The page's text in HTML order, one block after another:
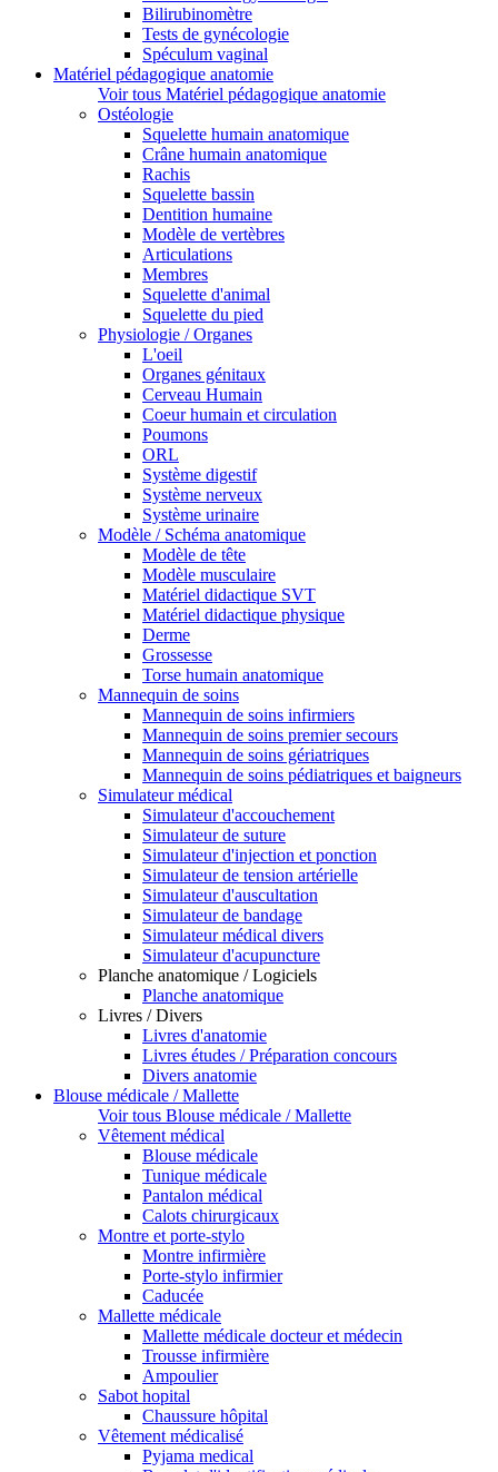
Bilirubinomètre
Tests de gynécologie
Spéculum vaginal
Matériel pédagogique anatomie
Voir tous Matériel pédagogique anatomie
Ostéologie
Squelette humain anatomique
Crâne humain anatomique
Rachis
Squelette bassin
Dentition humaine
Modèle de vertèbres
Articulations
Membres
Squelette d'animal
Squelette du pied
Physiologie / Organes
L'oeil
Organes génitaux
Cerveau Humain
Coeur humain et circulation
Poumons
ORL
Système digestif
Système nerveux
Système urinaire
Modèle / Schéma anatomique
Modèle de tête
Modèle musculaire
Matériel didactique SVT
Matériel didactique physique
Derme
Grossesse
Torse humain anatomique
Mannequin de soins
Mannequin de soins infirmiers
Mannequin de soins premier secours
Mannequin de soins gériatriques
Mannequin de soins pédiatriques et baigneurs
Simulateur médical
Simulateur d'accouchement
Simulateur de suture
Simulateur d'injection et ponction
Simulateur de tension artérielle
Simulateur d'auscultation
Simulateur de bandage
Simulateur médical divers
Simulateur d'acupuncture
Planche anatomique / Logiciels
Planche anatomique
Livres / Divers
Livres d'anatomie
Livres études / Préparation concours
Divers anatomie
Blouse médicale / Mallette
Voir tous Blouse médicale / Mallette
Vêtement médical
Blouse médicale
Tunique médicale
Pantalon médical
Calots chirurgicaux
Montre et porte-stylo
Montre infirmière
Porte-stylo infirmier
Caducée
Mallette médicale
Mallette médicale docteur et médecin
Trousse infirmière
Ampoulier
Sabot hopital
Chaussure hôpital
Vêtement médicalisé
Pyjama medical